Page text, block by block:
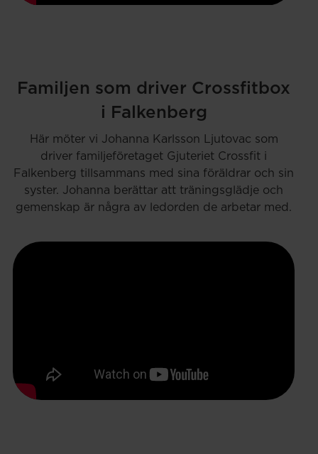
Familjen som driver Crossfitbox
i Falkenberg
Här möter vi Johanna Karlsson Ljutovac som
driver familjeföretaget Gjuteriet Crossfit i
Falkenberg tillsammans med sina föräldrar och sin
syster. Johanna berättar att träningsglädje och
gemenskap är några av ledorden de arbetar med.